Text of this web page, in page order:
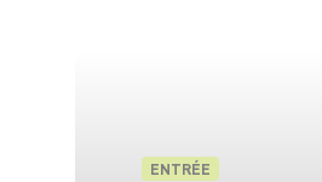
ENTRÉE